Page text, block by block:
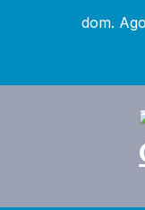
dom.